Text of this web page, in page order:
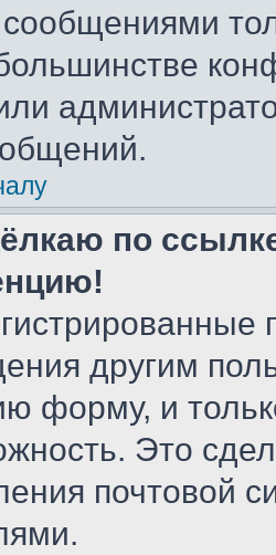
по
другим
форму, и
Это
почтовой